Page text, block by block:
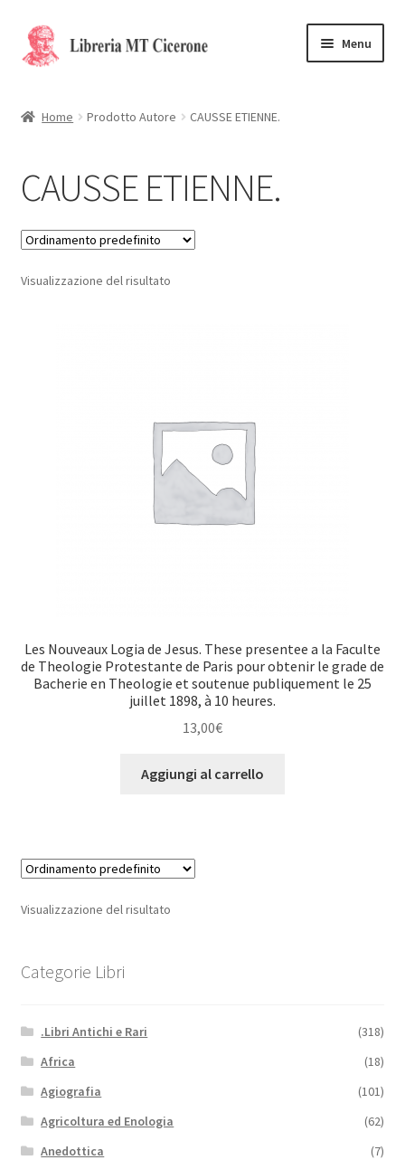
Vai
alla
Vai
al
Menu
La Storia
Contattaci
Cassa
Home Prodotto Autore CAUSSE ETIENNE.
CAUSSE ETIENNE.
Visualizzazione del risultato
Les Nouveaux Logia de Jesus. These presentee a la Faculte
de Theologie Protestante de Paris pour obtenir le grade de
Bacherie en Theologie et soutenue publiquement le 25
juillet 1898, à 10 heures.
13,00€
Aggiungi al carrello
Visualizzazione del risultato
Categorie Libri
.Libri Antichi e Rari
(318)
Africa
(18)
Agiografia
(101)
Agricoltura ed Enologia
(62)
Anedottica
(7)